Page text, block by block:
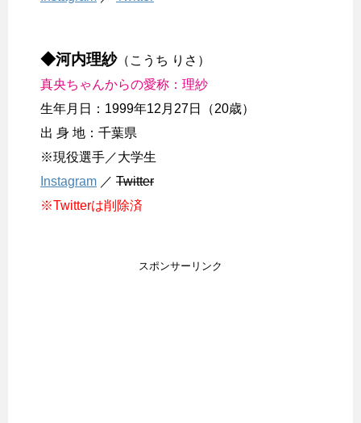
◆河内理紗（こうち りさ）
真央ちゃんからの愛称：理紗
生年月日：1999年12月27日（20歳）
出 身 地：千葉県
※現役選手／大学生
Instagram ／ Twitter
※Twitterは削除済
スポンサーリンク